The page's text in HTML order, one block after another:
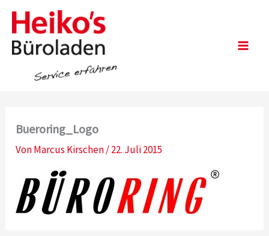
Inhalt
springen
Bueroring_Logo
VonMarcus Kirschen/22. Juli 2015